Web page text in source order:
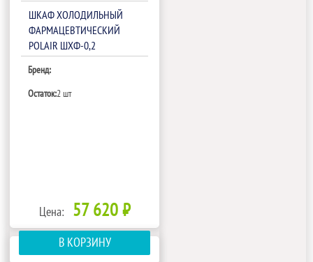
ШКАФ ХОЛОДИЛЬНЫЙ
ФАРМАЦЕВТИЧЕСКИЙ
POLAIR ШХФ-0,2
Бренд:
Остаток:2 шт
Цена: 57 620 ₽
В КОРЗИНУ